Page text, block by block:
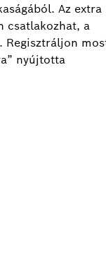
Az extra
csatlakozhat, a
Regisztráljon
nyújtotta